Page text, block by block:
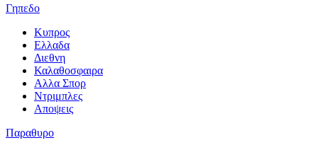
Γηπεδο
Κυπρος
Ελλαδα
Διεθνη
Καλαθοσφαιρα
Αλλα Σπορ
Ντριμπλες
Αποψεις
Παραθυρο